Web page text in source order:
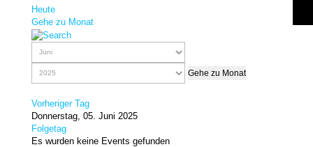
Heute
Gehe zu Monat
Gehe zu Monat
Vorheriger Tag
Donnerstag, 05. Juni 2025
Folgetag
Es wurden keine Events gefunden